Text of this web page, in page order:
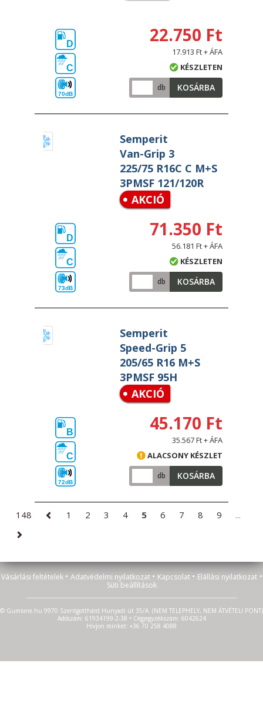
D
C
70dB
22.750 Ft
17.913 Ft + ÁFA
KÉSZLETEN
db KOSÁRBA
Semperit
Van-Grip 3
225/75 R16C C M+S
3PMSF 121/120R
AKCIÓ
D
C
73dB
71.350 Ft
56.181 Ft + ÁFA
KÉSZLETEN
db KOSÁRBA
Semperit
Speed-Grip 5
205/65 R16 M+S
3PMSF 95H
AKCIÓ
B
C
72dB
45.170 Ft
35.567 Ft + ÁFA
ALACSONY KÉSZLET
db KOSÁRBA
148 1 2 3 4 5 6 7 8 9 ...
Vásárlási feltételek • Adatvédelmi nyilatkozat • Kapcsolat • Elállási nyilatkozat •
Süti beállítások
© Gumione.hu 9970 Szentgotthárd Hunyadi út 35/A. (NEM TELEPHELY, NEM ÁTVÉTELI PONT)
Adószám: 61934199-2-38 • Cégjegyzékszám: 6042624
Hívjon minket: +36 70 258 4088